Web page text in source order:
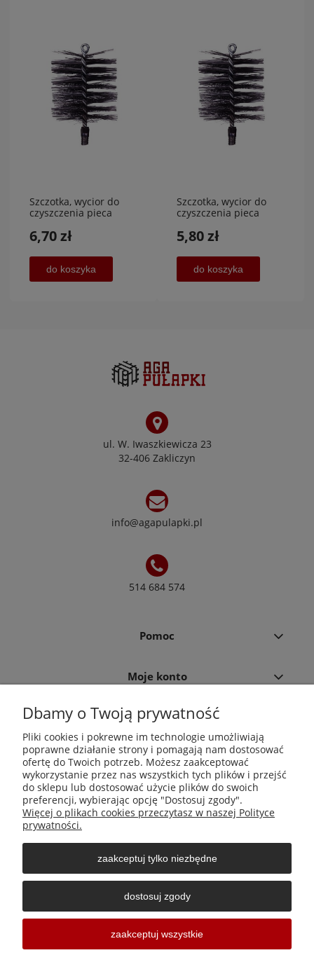
Szczotka, wycior do
czyszczenia pieca
mm,POVER MET
6,70 zł
do koszyka
Szczotka, wycior do
czyszczenia pieca
mm,POVER MET
5,80 zł
do koszyka
ul. W. Iwaszkiewicza 23
32-406 Zakliczyn
info@agapulapki.pl
514 684 574
Pomoc
Moje konto
Płatności i dostawa
Informacje
O nas
Środki do zwalczania szkodników Aga Pułapki | Wacława
Iwaszkiewicza 23, 32-406 Zakliczyn | AGA-PLAST MET 2 Paweł
Sałach | NIP: 6811796065 | REGON: 363212838
Sklepy internetowe Shoper Częstochowa
Dbamy o Twoją prywatność
Pliki cookies i pokrewne im technologie umożliwiają
poprawne działanie strony i pomagają nam dostosować
ofertę do Twoich potrzeb. Możesz zaakceptować
wykorzystanie przez nas wszystkich tych plików i przejść
do sklepu lub dostosować użycie plików do swoich
preferencji, wybierając opcję "Dostosuj zgody".
Więcej o plikach cookies przeczytasz w naszej Polityce
prywatności.
zaakceptuj tylko niezbędne
dostosuj zgody
zaakceptuj wszystkie